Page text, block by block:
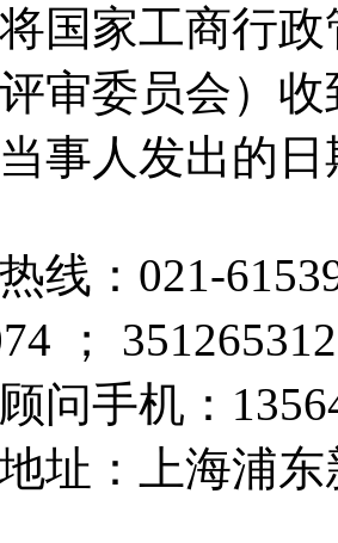
国家工商行
审委员会）
事人发出的日
线： 021-
； 351265312
问手机：
址：上海浦